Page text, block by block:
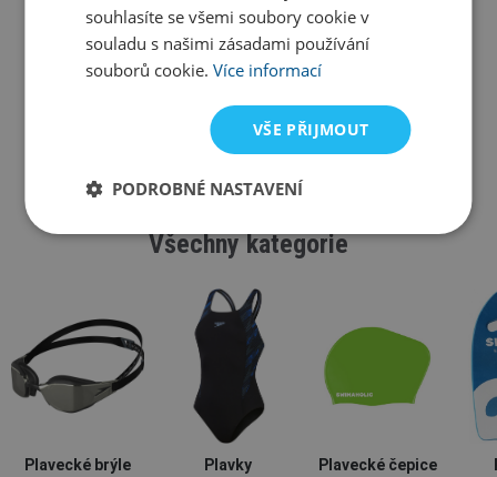
Všechny kategorie
Plavecké brýle Plavky Plavecké čepice
souhlasíte se všemi soubory cookie v
souladu s našimi zásadami používání
souborů cookie.Více informací
VŠE PŘIJMOUT
PODROBNÉ NASTAVENÍ